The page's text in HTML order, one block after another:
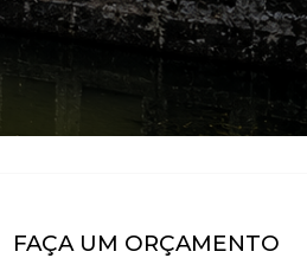
FAÇA UM ORÇAMENTO